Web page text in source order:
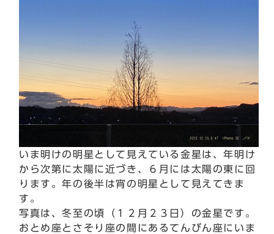
いま明けの明星として見えている金星は、年明け
から次第に太陽に近づき、６月には太陽の東に回
ります。年の後半は宵の明星として見えてきま
す。
写真は、冬至の頃（１２月２３日）の金星です。
おとめ座とさそり座の間にあるてんびん座にいま